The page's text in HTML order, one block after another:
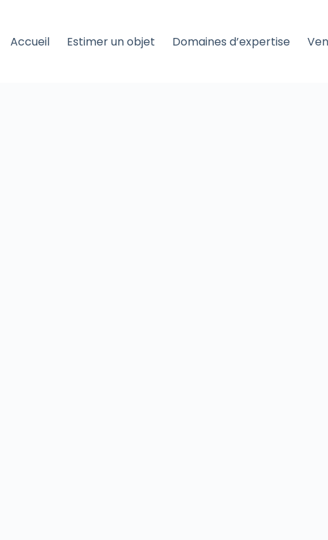
Accueil Estimer un objet Domaines d’expertise